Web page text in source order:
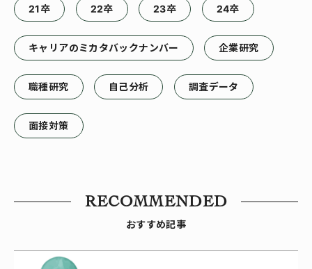
21卒 22卒 23卒 24卒
キャリアのミカタバックナンバー 企業研究
職種研究 自己分析 調査データ
面接対策
RECOMMENDED
おすすめ記事